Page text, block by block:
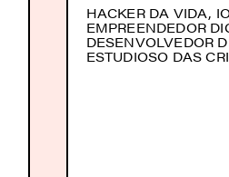
HACKER DA VIDA,
EMPREENDEDOR
DESENVOLVEDOR
ESTUDIOSO DAS